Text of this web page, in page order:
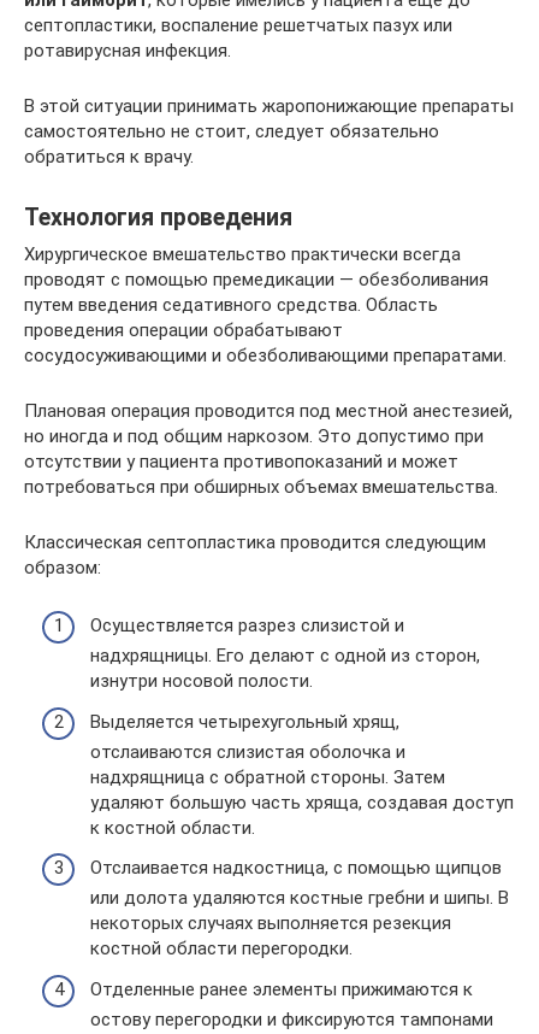
септопластики, воспаление решетчатых пазух или
ротавирусная инфекция.
В этой ситуации принимать жаропонижающие препараты
самостоятельно не стоит, следует обязательно
обратиться к врачу.
Технология проведения
Хирургическое вмешательство практически всегда
проводят с помощью премедикации — обезболивания
путем введения седативного средства. Область
проведения операции обрабатывают
сосудосуживающими и обезболивающими препаратами.
Плановая операция проводится под местной анестезией,
но иногда и под общим наркозом. Это допустимо при
отсутствии у пациента противопоказаний и может
потребоваться при обширных объемах вмешательства.
Классическая септопластика проводится следующим
образом:
Осуществляется разрез слизистой и
надхрящницы. Его делают с одной из сторон,
изнутри носовой полости.
Выделяется четырехугольный хрящ,
отслаиваются слизистая оболочка и
надхрящница с обратной стороны. Затем
удаляют большую часть хряща, создавая доступ
к костной области.
Отслаивается надкостница, с помощью щипцов
или долота удаляются костные гребни и шипы. В
некоторых случаях выполняется резекция
костной области перегородки.
Отделенные ранее элементы прижимаются к
остову перегородки и фиксируются тампонами